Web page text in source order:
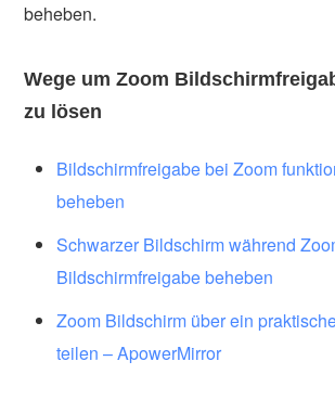
beheben.
Wege um Zoom
zu lösen
Bildschirmfreigabe bei Zoom
beheben
Schwarzer Bildschirm während
Bildschirmfreigabe beheben
Zoom Bildschirm über ein
teilen – ApowerMirror